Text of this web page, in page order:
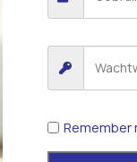
Remember